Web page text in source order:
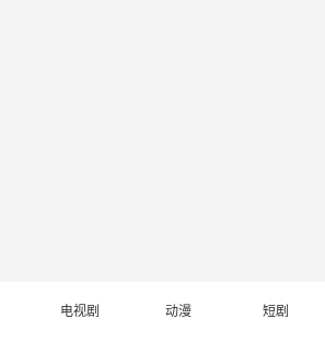
电视剧 动漫 短剧